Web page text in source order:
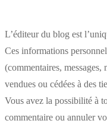
L’éditeur du blog est
Ces informations
(commentaires, messages,
vendues ou cédées à des
Vous avez la possibilité à
commentaire ou annuler